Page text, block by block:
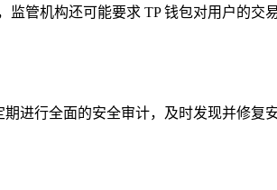
管机构还可能要求 TP 钱包对用户的交
进行全面的安全审计，及时发现并修复